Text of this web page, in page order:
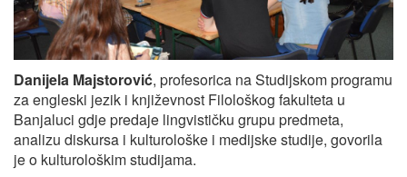
Danijela Majstorović, profesorica na Studijskom programu
za engleski jezik i književnost Filološkog fakulteta u
Banjaluci gdje predaje lingvističku grupu predmeta,
analizu diskursa i kulturološke i medijske studije, govorila
je o kulturološkim studijama.